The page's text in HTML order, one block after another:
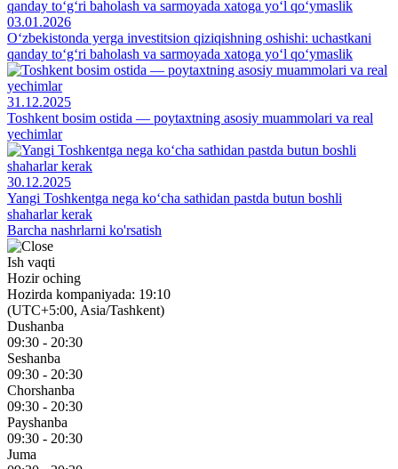
03.01.2026
O‘zbekistonda yerga investitsion qiziqishning oshishi: uchastkani
qanday to‘g‘ri baholash va sarmoyada xatoga yo‘l qo‘ymaslik
31.12.2025
Toshkent bosim ostida — poytaxtning asosiy muammolari va real
yechimlar
30.12.2025
Yangi Toshkentga nega ko‘cha sathidan pastda butun boshli
shaharlar kerak
Barcha nashrlarni ko'rsatish
Ish vaqti
Hozir oching
Hozirda kompaniyada: 19:10
(UTC+5:00, Asia/Tashkent)
Dushanba
09:30 - 20:30
Seshanba
09:30 - 20:30
Chorshanba
09:30 - 20:30
Payshanba
09:30 - 20:30
Juma